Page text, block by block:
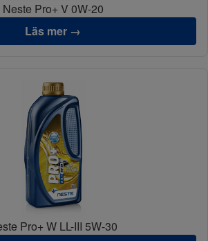
Neste Pro+ V 0W-20
Läs mer →
Pro+ W LL-III 5W-30